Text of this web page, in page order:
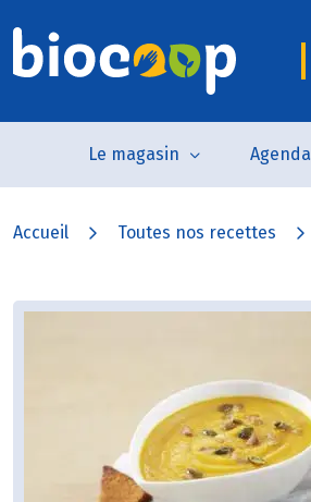
Le magasin Agenda
Accueil Toutes nos recettes